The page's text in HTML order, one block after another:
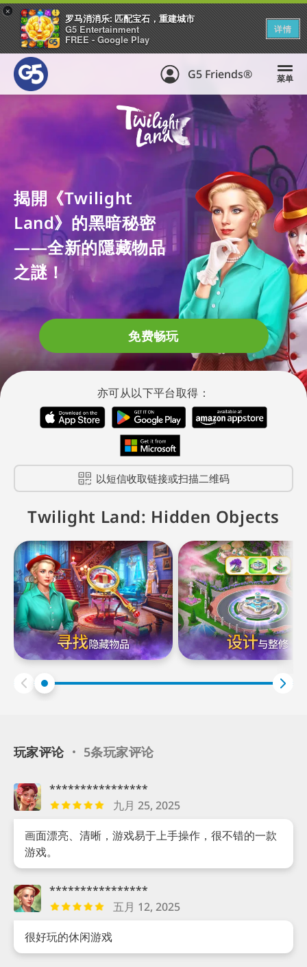
罗马消消乐: 匹配宝石，重建城市
G5 Entertainment
FREE - Google Play
详情
+
G5 Friends® 菜单
揭開《Twilight
Land》的黑暗秘密
——全新的隱藏物品
之謎！
免费畅玩
亦可从以下平台取得：
以短信收取链接或扫描二维码
Twilight Land: Hidden Objects
玩家评论 5条玩家评论
****************
九月 25, 2025
画面漂亮、清晰，游戏易于上手操作，很不错的一款
游戏。
****************
五月 12, 2025
很好玩的休闲游戏